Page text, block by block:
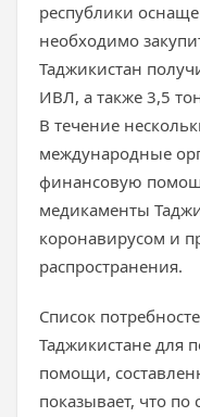
республики
необходимо
Таджикистан
ИВЛ, а также 3,5
В течение
международные
финансовую
медикаменты
коронавирусом и
распространения.
Список
Таджикистане для
помощи,
показывает, что по